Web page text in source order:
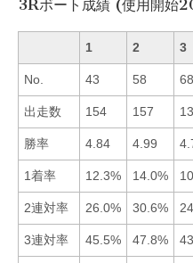
3Rボート成績 (使用開始
1 2 3
No. 43 58 68
出走数 154 157
勝率 4.84 4.99
1着率 12.3% 14.0%
2連対率 26.0% 30.6%
3連対率 45.5% 47.8%